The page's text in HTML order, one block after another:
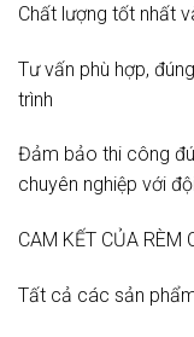
Chất lượng tốt nhất
Tư vấn phù hợp,
trình
Đảm bảo thi công
chuyên nghiệp với
CAM KẾT CỦA RÈM
Tất cả các sản